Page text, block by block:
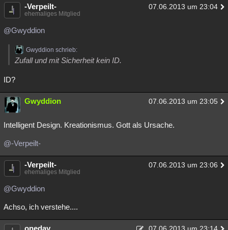
-Verpeilt- 07.06.2013 um 23:04
ehemaliges Mitglied
@Gwyddion
Gwyddion schrieb:
Zufall und mit Sicherheit kein ID.
ID?
Gwyddion 07.06.2013 um 23:05
Intelligent Design. Kreationismus. Gott als Ursache.
@-Verpeilt-
-Verpeilt- 07.06.2013 um 23:06
ehemaliges Mitglied
@Gwyddion
Achso, ich verstehe....
oneday